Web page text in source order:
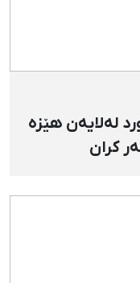
لەلایەن هێزە
كران